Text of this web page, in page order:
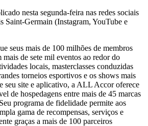
nesta segunda-feira nas redes sociais
Saint-Germain (Instagram, YouTube e
seus mais de 100 milhões de membros
de sete mil eventos ao redor do
locais, masterclasses conduzidas
torneios esportivos e os shows mais
seu site e aplicativo, a ALL Accor oferece
de hospedagens entre mais de 45 marcas
programa de fidelidade permite aos
gama de recompensas, serviços e
graças a mais de 100 parceiros